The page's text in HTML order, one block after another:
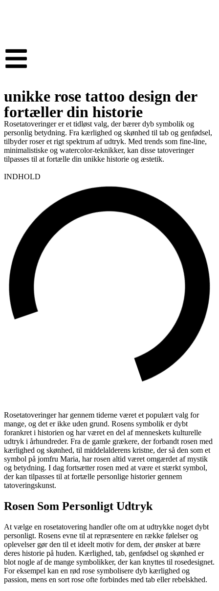
unikke rose tattoo design der
fortæller din historie
Rosetatoveringer er et tidløst valg, der bærer dyb symbolik og
personlig betydning. Fra kærlighed og skønhed til tab og genfødsel,
tilbyder roser et rigt spektrum af udtryk. Med trends som fine-line,
minimalistiske og watercolor-teknikker, kan disse tatoveringer
tilpasses til at fortælle din unikke historie og æstetik.
INDHOLD
Rosetatoveringer har gennem tiderne været et populært valg for
mange, og det er ikke uden grund. Rosens symbolik er dybt
forankret i historien og har været en del af menneskets kulturelle
udtryk i århundreder. Fra de gamle grækere, der forbandt rosen med
kærlighed og skønhed, til middelalderens kristne, der så den som et
symbol på jomfru Maria, har rosen altid været omgærdet af mystik
og betydning. I dag fortsætter rosen med at være et stærkt symbol,
der kan tilpasses til at fortælle personlige historier gennem
tatoveringskunst.
Rosen Som Personligt Udtryk
At vælge en rosetatovering handler ofte om at udtrykke noget dybt
personligt. Rosens evne til at repræsentere en række følelser og
oplevelser gør den til et ideelt motiv for dem, der ønsker at bære
deres historie på huden. Kærlighed, tab, genfødsel og skønhed er
blot nogle af de mange symbolikker, der kan knyttes til rosedesignet.
For eksempel kan en rød rose symbolisere dyb kærlighed og
passion, mens en sort rose ofte forbindes med tab eller rebelskhed.